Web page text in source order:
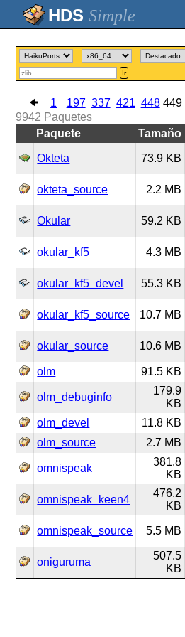
Simple
Ir
1 197 337 421 448 449
9942 Paquetes
Paquete
Tamaño
Okteta 73.9 KB
okteta_source 2.2 MB
Okular 59.2 KB
okular_kf5 4.3 MB
okular_kf5_devel 55.3 KB
okular_kf5_source 10.7 MB
okular_source 10.6 MB
olm
91.5 KB
olm_debuginfo
179.9
KB
olm_devel 11.8 KB
olm_source
2.7 MB
omnispeak
381.8
KB
omnispeak_keen4
476.2
KB
omnispeak_source 5.5 MB
oniguruma
507.5
KB